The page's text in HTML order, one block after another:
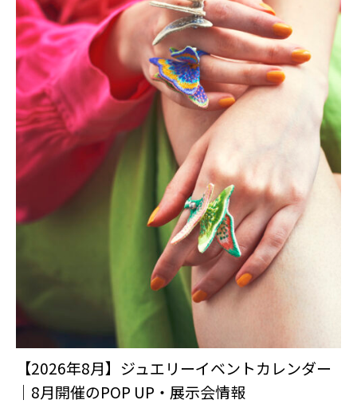
【2026年8月】ジュエリーイベントカレンダー
｜8月開催のPOP UP・展示会情報